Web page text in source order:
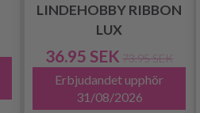
LINDEHOBBY RIBBON
LUX
36.95 SEK 73.95 SEK
Erbjudandet upphör
31/08/2026